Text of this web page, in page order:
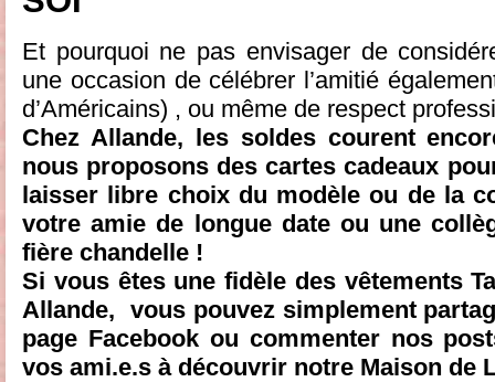
Et pourquoi ne pas envisager de
une occasion de célébrer l’amitié
d’Américains) , ou même de respect
Chez Allande, les soldes courent
nous proposons des cartes cadeaux
laisser libre choix du modèle ou de la
votre amie de longue date ou une
fière chandelle !
Si vous êtes une fidèle des vêtements
Allande, vous pouvez simplement
page Facebook ou commenter nos
vos ami.e.s à découvrir notre Maison de